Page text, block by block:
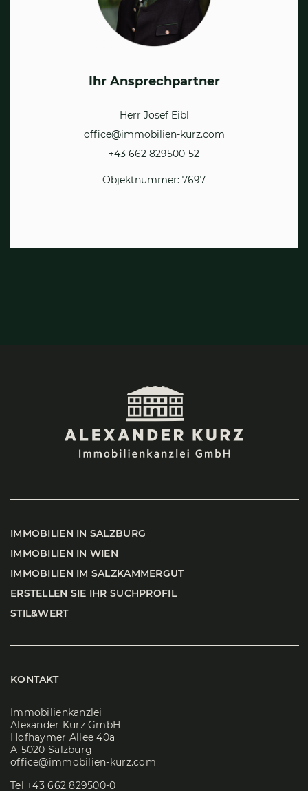
Ihr Ansprechpartner
Herr Josef Eibl
office@immobilien-kurz.com
+43 662 829500-52
Objektnummer: 7697
IMMO­BI­LI­EN IN SALZ­BURG
IMMO­BI­LI­EN IN WIEN
IMMO­BI­LI­EN IM SALZ­KAM­MER­GUT
ERSTEL­LEN SIE IHR SUCH­PRO­FIL
STIL&WERT
KONTAKT
Immobilienkanzlei
Alexander Kurz GmbH
Hofhaymer Allee 40a
A-5020 Salzburg
office@immobilien-kurz.com
Tel +43 662 829500-0